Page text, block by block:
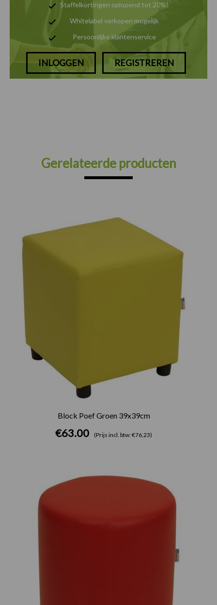
Staffelkortingen oplopend tot 20%!
Whitelabel verkopen mogelijk
Persoonlijke klantenservice
INLOGGEN REGISTREREN
Gerelateerde producten
Block Poef Groen 39x39cm
€63.00 (Prijs incl. btw: €76,23)